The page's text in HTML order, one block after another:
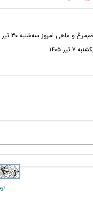
ماهی امروز سه‌شنبه ۳۰ تیر ۱۴۰۵
۱۴۰۵